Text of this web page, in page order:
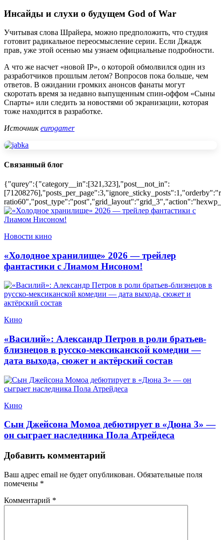
Инсайды и слухи о будущем God of War
Учитывая слова Шрайера, можно предположить, что студия
готовит радикальное переосмысление серии. Если Джадж
прав, уже этой осенью мы узнаем официальные подробности.
А что же насчет «новой IP», о которой обмолвился один из
разработчиков прошлым летом? Вопросов пока больше, чем
ответов. В ожидании громких анонсов фанаты могут
скоротать время за недавно выпущенным спин-оффом «Сыны
Спарты» или следить за новостями об экранизации, которая
тоже находится в разработке.
Источникeurogamer
Связанный блог
{"qurey":{"category__in":[321,323],"post__not_in":
Новости кино
«Холодное хранилище» 2026 — трейлер
фантастики с Лиамом Нисоном!
Кино
«Василий»: Александр Петров в роли братьев-
близнецов в русско-мексиканской комедии —
дата выхода, сюжет и актёрский состав
Кино
Сын Джейсона Момоа дебютирует в «Дюна 3» —
он сыграет наследника Пола Атрейдеса
Добавить комментарий
Ваш адрес email не будет опубликован. Обязательные поля
помечены *
Комментарий *